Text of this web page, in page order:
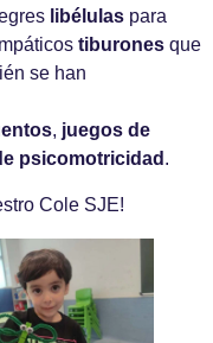
libélulas para
tiburones que
se han
, juegos de
psicomotricidad .
Cole SJE!